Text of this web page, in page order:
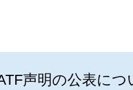
声明の公表につ